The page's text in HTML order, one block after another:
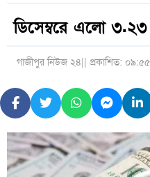
ডিসেম্বরে এলো ৩.২৩
গাজীপুর নিউজ ২৪ || প্রকাশিত: